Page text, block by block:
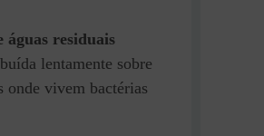
águas residuais
lentamente sobre
onde vivem bactérias